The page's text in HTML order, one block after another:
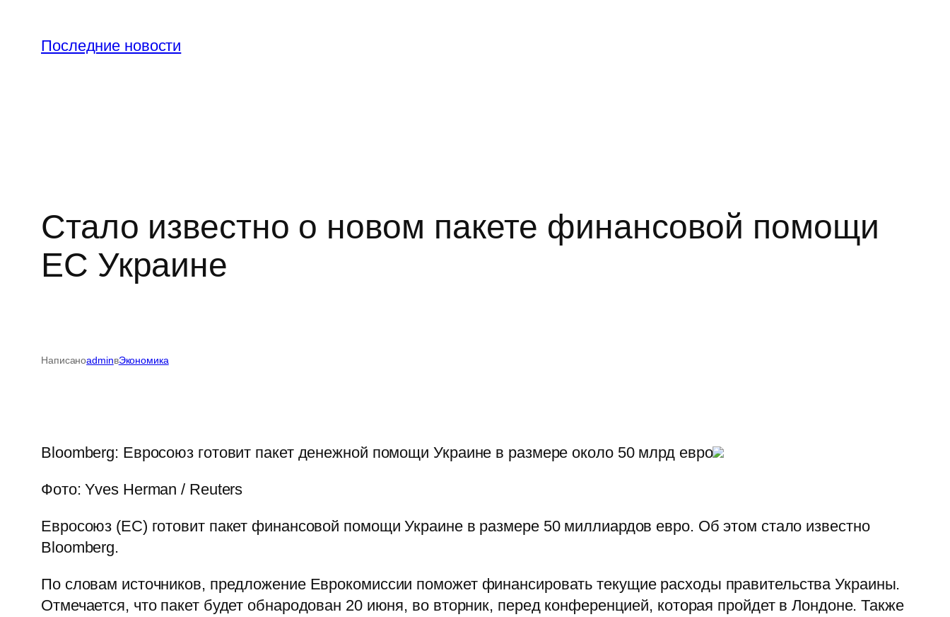
содержимому
Последние новости
Стало известно о новом пакете финансовой помощи
ЕС Украине
НаписаноadminвЭкономика
Bloomberg: Евросоюз готовит пакет денежной помощи Украине в размере около 50 млрд евро
Фото: Yves Herman / Reuters
Евросоюз (ЕС) готовит пакет финансовой помощи Украине в размере 50 миллиардов евро. Об этом стало известно
Bloomberg.
По словам источников, предложение Еврокомиссии поможет финансировать текущие расходы правительства Украины.
Отмечается, что пакет будет обнародован 20 июня, во вторник, перед конференцией, которая пройдет в Лондоне. Также